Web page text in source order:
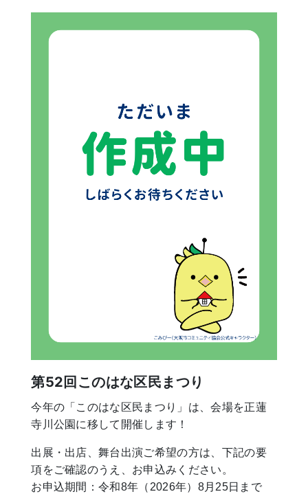
第52回このはな区民まつり
今年の「このはな区民まつり」は、会場を正蓮
寺川公園に移して開催します！
出展・出店、舞台出演ご希望の方は、下記の要
項をご確認のうえ、お申込みください。
お申込期間：令和8年（2026年）8月25日まで